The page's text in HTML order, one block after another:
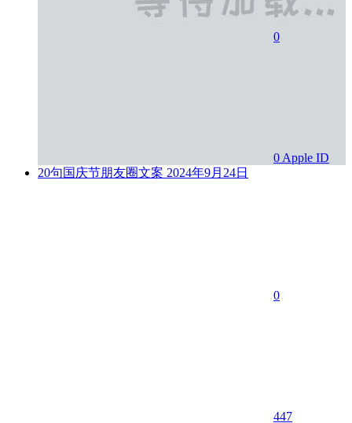
0
0 Apple ID
20句国庆节朋友圈文案 2024年9月24日
0
447